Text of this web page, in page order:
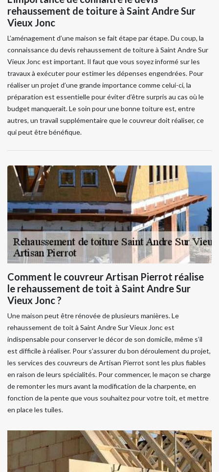
rehaussement de toiture à Saint Andre Sur
Vieux Jonc
L’aménagement d’une maison se fait étape par étape. Du coup, la
connaissance du devis rehaussement de toiture à Saint Andre Sur
Vieux Jonc est important. Il faut que vous soyez informé sur les
travaux à exécuter pour estimer les dépenses engendrées. Pour
réaliser un projet d’une grande importance comme celui-ci, la
préparation est essentielle pour éviter d’être surpris au cas où le
budget manquerait. Le soin pour une bonne toiture est, entre
autres, un travail supplémentaire que le couvreur doit réaliser, ce
qui peut être bénéfique.
Comment le couvreur Artisan Pierrot réalise
le rehaussement de toit à Saint Andre Sur
Vieux Jonc ?
Une maison peut être rénovée de plusieurs manières. Le
rehaussement de toit à Saint Andre Sur Vieux Jonc est
indispensable pour conserver le décor de son domicile, même s’il
est difficile à réaliser. Pour s’assurer du bon déroulement du projet,
les services des couvreurs de Artisan Pierrot sont les plus fiables
en raison de leurs spécialités. Pour commencer, le maçon se charge
de remonter les murs avant la modification de la charpente, en
fonction de la pente que vous souhaitez pour votre toit, et mettre
en place les tuiles.